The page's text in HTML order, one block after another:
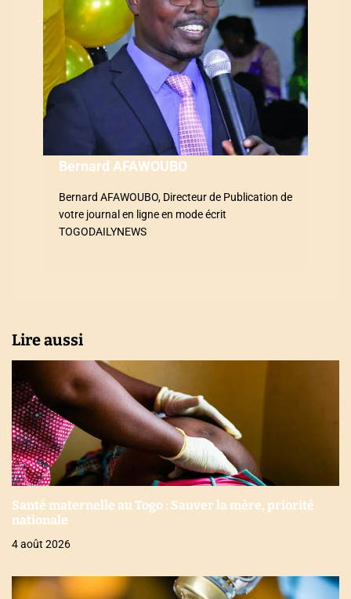
Bernard AFAWOUBO
Bernard AFAWOUBO, Directeur de Publication de
votre journal en ligne en mode écrit
TOGODAILYNEWS
Lire aussi
Santé maternelle au Togo : Sauver la mère, priorité
nationale
4 août 2026